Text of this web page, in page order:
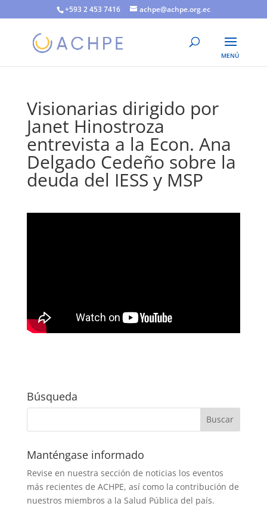
+593 2 453 7416 achpe@achpe.org.ec
Visionarias dirigido por
Janet Hinostroza
entrevista a la Econ. Ana
Delgado Cedeño sobre la
deuda del IESS y MSP
Búsqueda
Manténgase informado
Revise en nuestra sección de noticias los eventos
más recientes de ACHPE, así como la contribución de
nuestros miembros a la Salud Pública del país.